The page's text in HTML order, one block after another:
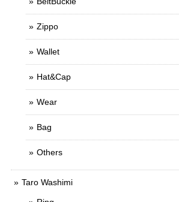
Zippo
Wallet
Hat&Cap
Wear
Bag
Others
Taro Washimi